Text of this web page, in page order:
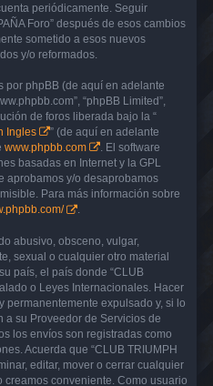
periódicamente. Seguir
Foro” después de esos cambios
sometido a esos nuevos
y/o reformados.
por phpBB (de aquí en adelante
“phpBB Limited”,
de foros liberada bajo la “
Ingles
” (de aquí en adelante
www.phpbb.com
. El software
basadas en Internet y la GPL
aprobamos y/o desaprobamos
Para más información sobre
.
abusivo, obsceno, vulgar,
sexual o cualquier otro material
país, el país donde “CLUB
o Leyes Internacionales. Hacer
permanentemente expulsado y, si lo
a su Proveedor de Servicios de
los envíos son registradas como
Acuerda que “CLUB TRIUMPH
editar, mover o cerrar cualquier
conveniente. Como usuario